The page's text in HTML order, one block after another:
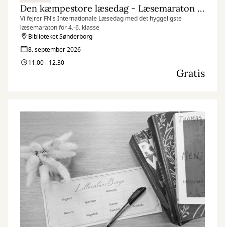
Den kæmpestore læsedag - Læsemaraton (kl. 11.00)
Vi fejrer FN's Internationale Læsedag med det hyggeligste
læsemaraton for 4.-6. klasse
Biblioteket Sønderborg
8. september 2026
11:00 - 12:30
Gratis